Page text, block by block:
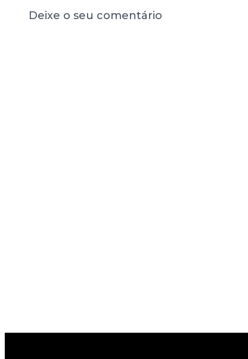
Deixe o seu comentário